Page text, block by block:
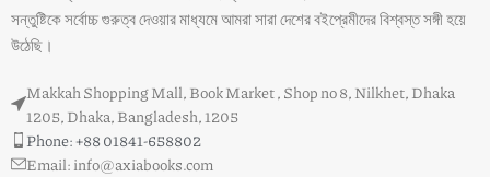
সন্তুষ্টিকে সর্বোচ্চ গুরুত্ব দেওয়ার মাধ্যমে আমরা সারা দেশের বইপ্রেমীদের বিশ্বস্ত সঙ্গী হয়ে
উঠেছি।
Makkah Shopping Mall, Book Market , Shop no 8, Nilkhet, Dhaka
1205, Dhaka, Bangladesh, 1205
Phone: +88 01841-658802
Email: info@axiabooks.com